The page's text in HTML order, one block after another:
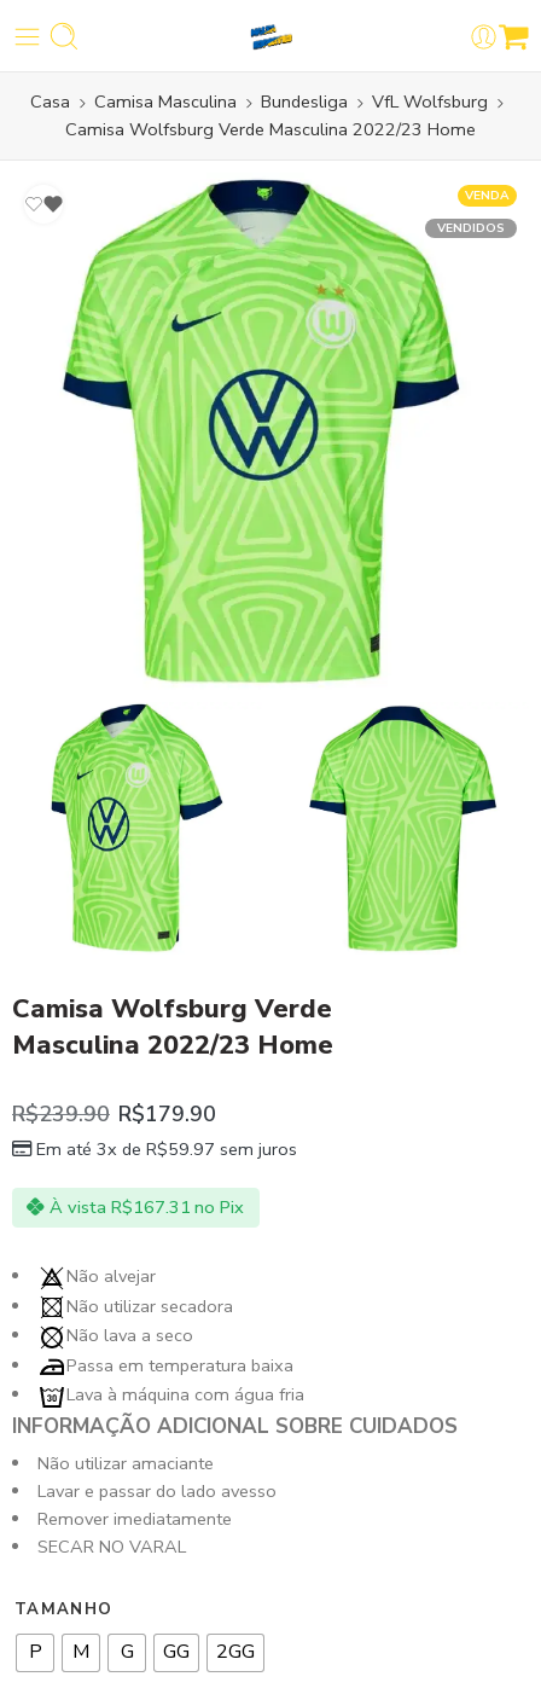
Casa Camisa Masculina Bundesliga
VfL Wolfsburg
Camisa Wolfsburg Verde Masculina 2022/23 Home
VENDA
VENDIDOS
Camisa Wolfsburg Verde
Masculina 2022/23 Home
R$239.90 R$179.90
Em até 3x de R$59.97 sem juros
À vista R$167.31 no Pix
Não alvejar
Não utilizar secadora
Não lava a seco
Passa em temperatura baixa
Lava à máquina com água fria
INFORMAÇÃO ADICIONAL SOBRE CUIDADOS
Não utilizar amaciante
Lavar e passar do lado avesso
Remover imediatamente
SECAR NO VARAL
TAMANHO
P M G GG 2GG